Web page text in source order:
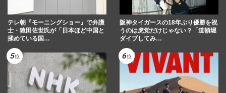
テレ朝『モーニングショー』で弁護
士・猿田佐世氏が「日本ほど中国と
揉めている国…
阪神タイガースの18年ぶり優勝を祝
うのは虎党だけじゃない？「道頓堀
ダイブしてみ…